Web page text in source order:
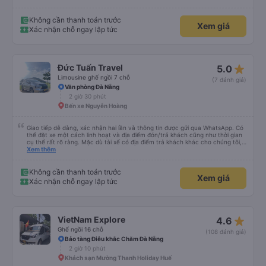
Không cần thanh toán trước
Xác nhận chỗ ngay lập tức
Xem giá
Đức Tuấn Travel
Limousine ghế ngồi 7 chỗ
5.0 star_rate
(7 đánh giá)
Văn phòng Đà Nẵng
2 giờ 30 phút
Bến xe Nguyễn Hoàng
Giao tiếp dễ dàng, xác nhận hai lần và thông tin được gửi qua WhatsApp. Có
thể đặt xe một cách linh hoạt và địa điểm đón/trả khách cũng như thời gian
cụ thể rất rõ ràng. Mặc dù tài xế có địa điểm trả khách khác cho chúng tôi,
nhưng chúng tôi vẫn có thể đến địa điểm mình muốn.
Xem thêm
Không cần thanh toán trước
Xác nhận chỗ ngay lập tức
Xem giá
VietNam Explore
Ghế ngồi 16 chỗ
4.6 star_rate
(108 đánh giá)
Bảo tàng Điêu khắc Chăm Đà Nẵng
2 giờ 10 phút
Khách sạn Mường Thanh Holiday Huế